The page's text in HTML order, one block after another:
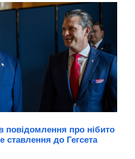
повідомлення про нібито
ставлення до Гегсета